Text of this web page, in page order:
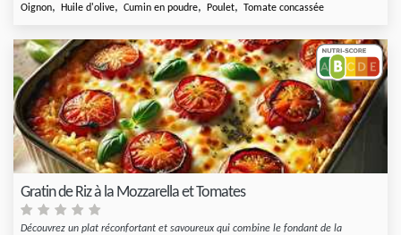
Oignon, Huile d'olive, Cumin en poudre, Poulet, Tomate concassée
Gratin de Riz à la Mozzarella et Tomates
Découvrez un plat réconfortant et savoureux qui combine le fondant de la